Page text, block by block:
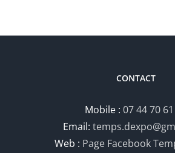
CONTACT
Mobile : 07 44 70
Email:
Web : Page Facebook